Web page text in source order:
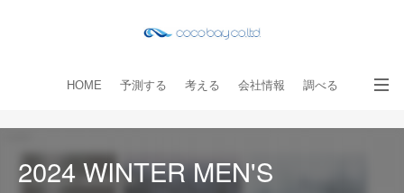
HOME 予測する 考える 会社情報 調べる
2024 WINTER MEN'S